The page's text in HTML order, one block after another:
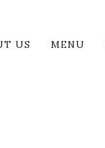
US MENU